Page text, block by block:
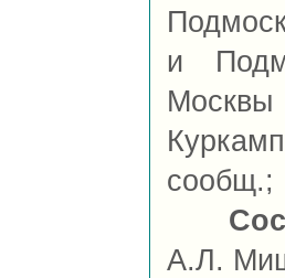
и
сообщ.;
А.Л.